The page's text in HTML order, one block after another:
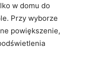
w domu do
Przy wyborze
powiększenie,